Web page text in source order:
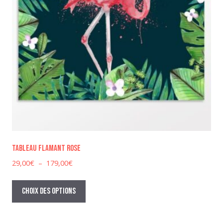
produit
Tableau flamant rose
29,00€ – 179,00€Plage
prix :
29,00€
à
Choix des options
Ce
a